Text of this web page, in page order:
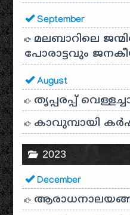
September
മലബാറിലെ
പോരാട്ടവും
August
തൃപ്പരപ്പ്
കാവുമ്പായി
2023
December